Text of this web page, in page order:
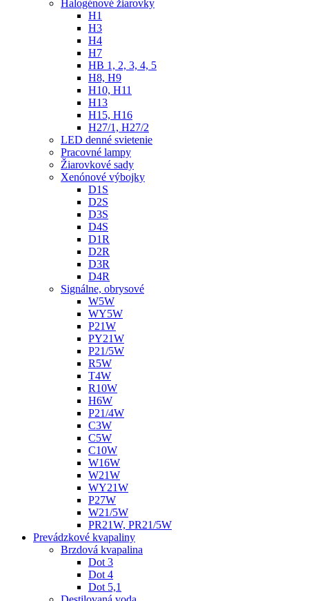
Halogénové žiarovky
H1
H3
H4
H7
HB 1, 2, 3, 4, 5
H8, H9
H10, H11
H13
H15, H16
H27/1, H27/2
LED denné svietenie
Pracovné lampy
Žiarovkové sady
Xenónové výbojky
D1S
D2S
D3S
D4S
D1R
D2R
D3R
D4R
Signálne, obrysové
W5W
WY5W
P21W
PY21W
P21/5W
R5W
T4W
R10W
H6W
P21/4W
C3W
C5W
C10W
W16W
W21W
WY21W
P27W
W21/5W
PR21W, PR21/5W
Prevádzkové kvapaliny
Brzdová kvapalina
Dot 3
Dot 4
Dot 5,1